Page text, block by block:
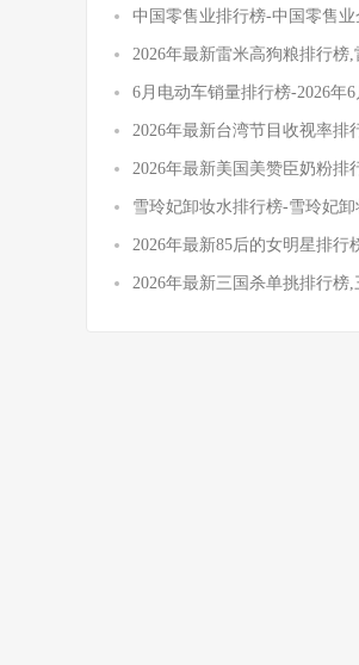
中国零售业排行榜-中国零售
2026年最新雷米高狗粮排行
6月电动车销量排行榜-2026年
2026年最新台湾节目收视率
2026年最新美国美赞臣奶粉
雪玲妃卸妆水排行榜-雪玲妃
2026年最新85后的女明星排
2026年最新三国杀单挑排行